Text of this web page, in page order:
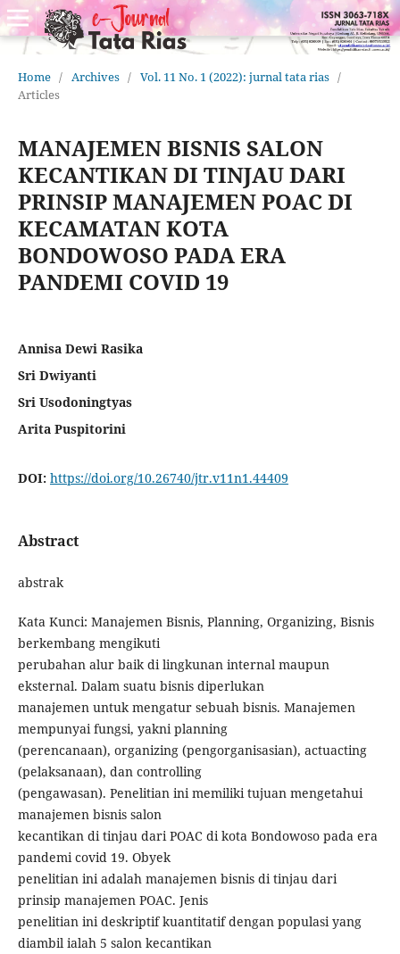
Home / Archives / Vol. 11 No. 1 (2022): jurnal tata rias /
Articles
MANAJEMEN BISNIS SALON
KECANTIKAN DI TINJAU DARI
PRINSIP MANAJEMEN POAC DI
KECAMATAN KOTA
BONDOWOSO PADA ERA
PANDEMI COVID 19
Annisa Dewi Rasika
Sri Dwiyanti
Sri Usodoningtyas
Arita Puspitorini
DOI: https://doi.org/10.26740/jtr.v11n1.44409
Abstract
abstrak
Kata Kunci: Manajemen Bisnis, Planning, Organizing, Bisnis
berkembang mengikuti
perubahan alur baik di lingkunan internal maupun
eksternal. Dalam suatu bisnis diperlukan
manajemen untuk mengatur sebuah bisnis. Manajemen
mempunyai fungsi, yakni planning
(perencanaan), organizing (pengorganisasian), actuacting
(pelaksanaan), dan controlling
(pengawasan). Penelitian ini memiliki tujuan mengetahui
manajemen bisnis salon
kecantikan di tinjau dari POAC di kota Bondowoso pada era
pandemi covid 19. Obyek
penelitian ini adalah manajemen bisnis di tinjau dari
prinsip manajemen POAC. Jenis
penelitian ini deskriptif kuantitatif dengan populasi yang
diambil ialah 5 salon kecantikan